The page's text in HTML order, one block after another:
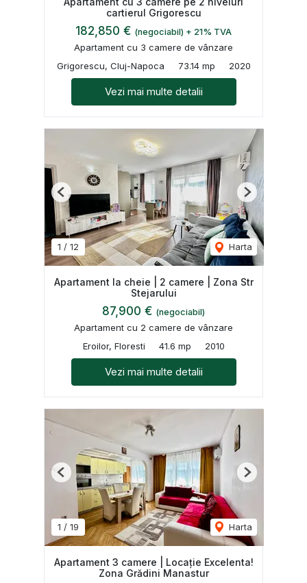
cartierul Grigorescu
182,850 € (negociabil) + 21% TVA
Apartament cu 3 camere de vânzare
Grigorescu, Cluj-Napoca
73.14 mp 2020
Vezi mai multe detalii
1 / 12 Harta
Previous Next
Apartament la cheie | 2 camere | Zona Str
Stejarului
87,900 € (negociabil)
Apartament cu 2 camere de vânzare
Eroilor, Floresti
41.6 mp 2010
Vezi mai multe detalii
1 / 19 Harta
Previous Next
Apartament 3 camere | Locație Excelenta!
Zona Grădini Manastur